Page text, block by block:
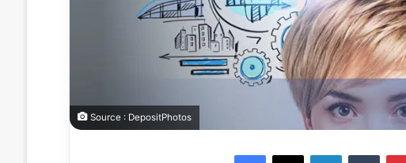
Source : DepositPhotos
Facebook X Linkedin Tumblr